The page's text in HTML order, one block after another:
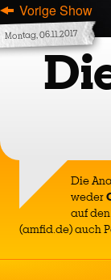
Vorige Show
Montag, 06.11.2017
Die
weder
auf
(amfid.de) auch